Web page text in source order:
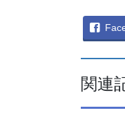
関連